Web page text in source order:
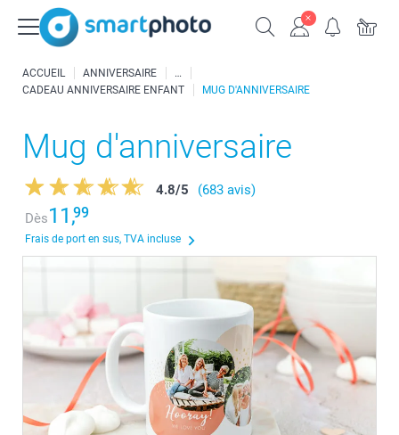
ACCUEIL
ANNIVERSAIRE
CADEAU ANNIVERSAIRE ENFANT
MUG D'ANNIVERSAIRE
Mug d'anniversaire
4.8/5
(683 avis)
Dès11,99
Frais de port en sus, TVA incluse